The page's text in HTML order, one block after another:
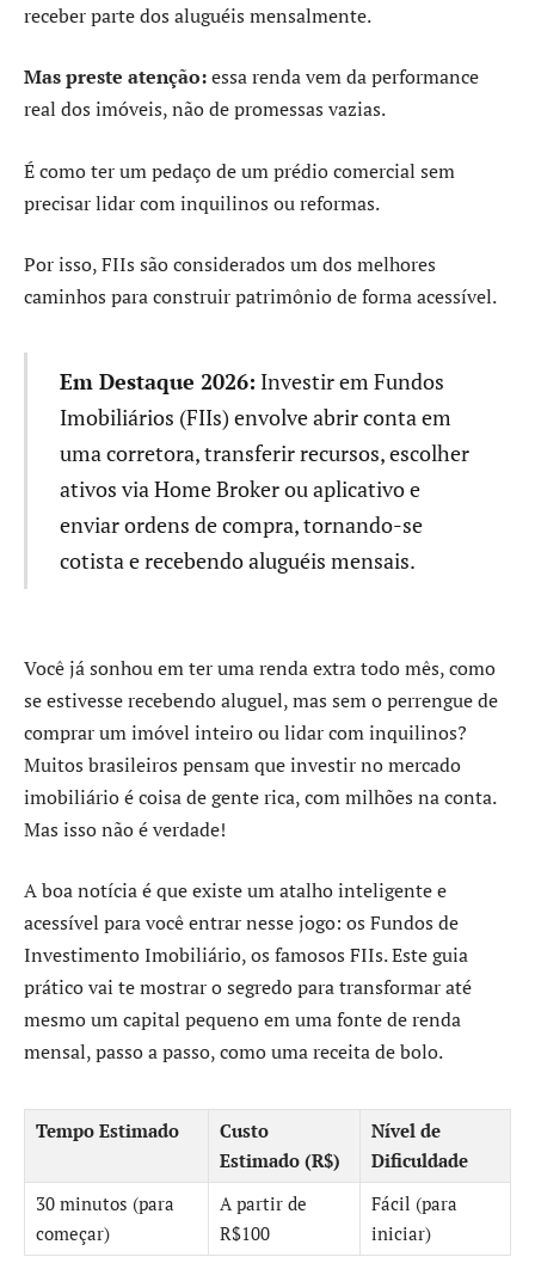
receber parte dos aluguéis mensalmente.
Mas preste atenção:essa renda vem da performance
real dos imóveis, não de promessas vazias.
É como ter um pedaço de um prédio comercial sem
precisar lidar com inquilinos ou reformas.
Por isso, FIIs são considerados um dos melhores
caminhos para construir patrimônio de forma acessível.
Em Destaque 2026: Investir em Fundos
Imobiliários (FIIs) envolve abrir conta em
uma corretora, transferir recursos, escolher
ativos via Home Broker ou aplicativo e
enviar ordens de compra, tornando-se
cotista e recebendo aluguéis mensais.
Você já sonhou em ter uma renda extra todo mês, como
se estivesse recebendo aluguel, mas sem o perrengue de
comprar um imóvel inteiro ou lidar com inquilinos?
Muitos brasileiros pensam que investir no mercado
imobiliário é coisa de gente rica, com milhões na conta.
Mas isso não é verdade!
A boa notícia é que existe um atalho inteligente e
acessível para você entrar nesse jogo: os Fundos de
Investimento Imobiliário, os famosos FIIs. Este guia
prático vai te mostrar o segredo para transformar até
mesmo um capital pequeno em uma fonte de renda
mensal, passo a passo, como uma receita de bolo.
Tempo Estimado
Custo
Estimado (R$)
Nível de
Dificuldade
30 minutos (para
começar)
A partir de
R$100
Fácil (para
iniciar)